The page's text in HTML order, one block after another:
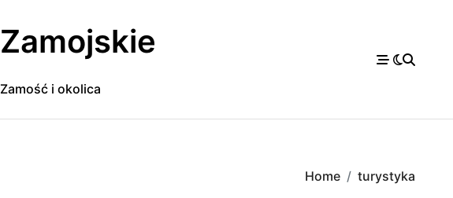
Zamojskie
Zamość i okolica
Home turystyka